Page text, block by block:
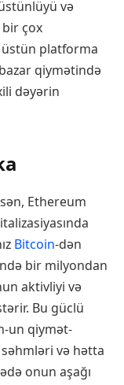
və
çox
platforma
qiymətində
dəyərin
Ethereum
Bitcoin-dən
bir milyondan
aktivliyi və
Bu güclü
un qiymət-
və hətta
onun aşağı